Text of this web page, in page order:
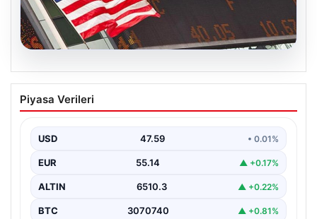
05.08.2026
FED faiz kararı ne zaman açıklanacak?
Nisan ayı faiz beklentisi belli oldu
Piyasa Verileri
USD 47.59 • 0.01%
EUR 55.14 ▲ +0.17%
ALTIN 6510.3 ▲ +0.22%
BTC 3070740 ▲ +0.81%